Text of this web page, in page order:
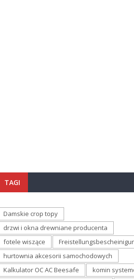
TAGI
Damskie crop topy
drzwi i okna drewniane producenta
fotele wiszące
hurtownia akcesorii samochodowych
Kalkulator OC AC Beesafe
komin